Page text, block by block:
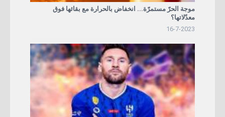
موجة الحرّ مستمرّة... انخفاض بالحرارة مع بقائها فوق
معدّلاتها؟
16-7-2023